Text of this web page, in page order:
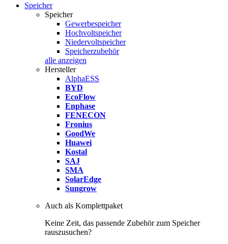
Speicher
Speicher
Gewerbespeicher
Hochvoltspeicher
Niedervoltspeicher
Speicherzubehör
alle anzeigen
Hersteller
AlphaESS
BYD
EcoFlow
Enphase
FENECON
Fronius
GoodWe
Huawei
Kostal
SAJ
SMA
SolarEdge
Sungrow
Auch als Komplettpaket
Keine Zeit, das passende Zubehör zum Speicher
rauszusuchen?